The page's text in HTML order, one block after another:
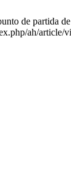
de partida de
ah/article/